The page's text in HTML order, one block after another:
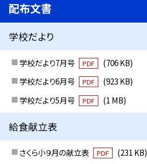
配布文書
学校だより
学校だより7月号 PDF
(706 KB)
学校だより6月号
PDF
(923 KB)
学校だより5月号
PDF (1 MB)
給食献立表
さくら小９月の献立表 PDF (231 KB)